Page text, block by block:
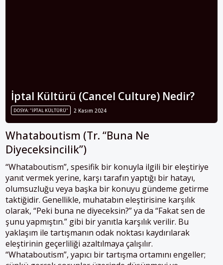
İptal Kültürü (Cancel Culture) Nedir?
DOSYA: "İPTAL KÜLTÜRÜ" 2 Kasım 2024
Whataboutism (Tr. “Buna Ne
Diyeceksincilik”)
“Whataboutism”, spesifik bir konuyla ilgili bir eleştiriye
yanıt vermek yerine, karşı tarafın yaptığı bir hatayı,
olumsuzluğu veya başka bir konuyu gündeme getirme
taktiğidir. Genellikle, muhatabın eleştirisine karşılık
olarak, “Peki buna ne diyeceksin?” ya da “Fakat sen de
şunu yapmıştın.” gibi bir yanıtla karşılık verilir. Bu
yaklaşım ile tartışmanın odak noktası kaydırılarak
eleştirinin geçerliliği azaltılmaya çalışılır.
“Whataboutism”, yapıcı bir tartışma ortamını engeller;